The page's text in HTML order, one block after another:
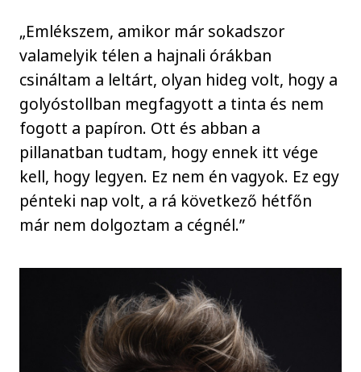
„Emlékszem, amikor már sokadszor
valamelyik télen a hajnali órákban
csináltam a leltárt, olyan hideg volt, hogy a
golyóstollban megfagyott a tinta és nem
fogott a papíron. Ott és abban a
pillanatban tudtam, hogy ennek itt vége
kell, hogy legyen. Ez nem én vagyok. Ez egy
pénteki nap volt, a rá következő hétfőn
már nem dolgoztam a cégnél.”